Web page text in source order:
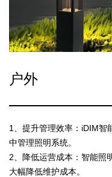
户外
1、提升管理效率：iDIM智
中管理照明系统。
2、降低运营成本：智能照
大幅降低维护成本。